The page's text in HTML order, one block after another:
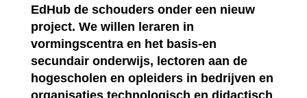
EdHub de schouders onder een nieuw
project. We willen leraren in
vormingscentra en het basis-en
secundair onderwijs, lectoren aan de
hogescholen en opleiders in bedrijven en
organisaties technologisch en didactisch